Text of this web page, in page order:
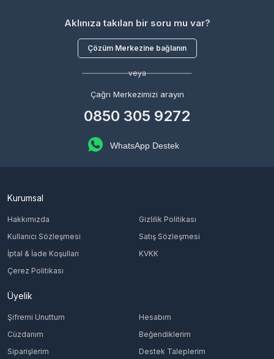
Aklınıza takılan bir soru mu var?
Çözüm Merkezine bağlanın
veya
Çağrı Merkezimizi arayın
0850 305 9272
WhatsApp Destek
Kurumsal
Hakkımızda
Gizlilik Politikası
Kullanıcı Sözleşmesi
Satış Sözleşmesi
İptal & İade Koşulları
KVKK
Çerez Politikası
Üyelik
Şifremi Unuttum
Hesabım
Cüzdanım
Beğendiklerim
Siparişlerim
Destek Taleplerim